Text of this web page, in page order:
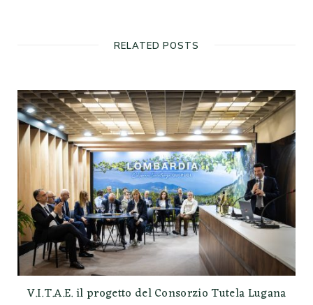
RELATED POSTS
V.I.T.A.E. il progetto del Consorzio Tutela Lugana